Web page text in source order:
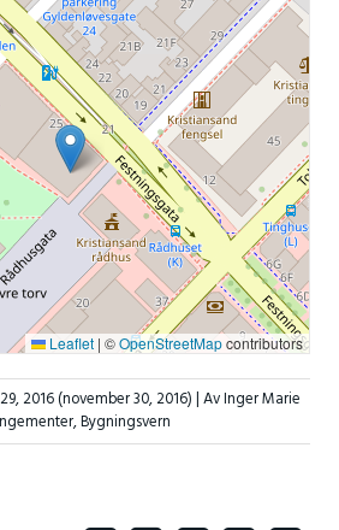
Leaflet | ©OpenStreetMapcontributors
2016(november 30, 2016)| Av Inger Marie
,Bygningsvern